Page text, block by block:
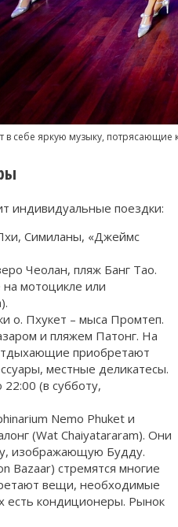
в себе яркую музыку,
индивидуальные поездки:
Симиланы, «Джеймс
Чеолан, пляж Банг Тао.
мотоцикле или
о. Пхукет – мыса Промтеп.
и пляжем Патонг. На
приобретают
местные деликатесы.
(в субботу,
Nemo Phuket и
(Wat Chaiyatararam). Они
изображающую Будду.
Bazaar) стремятся многие
вещи, необходимые
есть кондиционеры. Рынок